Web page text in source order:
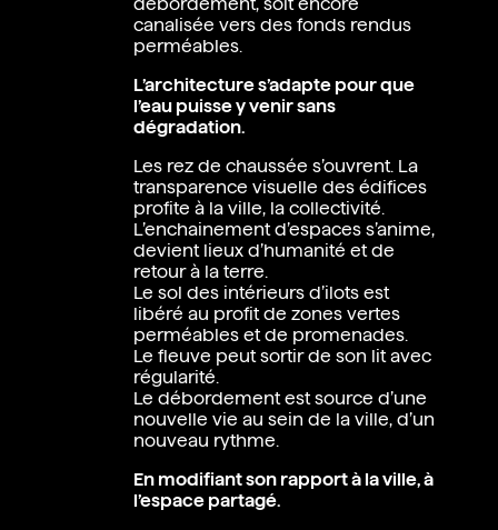
débordement, soit encore
canalisée vers des fonds rendus
perméables.
L’architecture s’adapte pour que
l’eau puisse y venir sans
dégradation.
Les rez de chaussée s’ouvrent. La
transparence visuelle des édifices
profite à la ville, la collectivité.
L’enchainement d’espaces s’anime,
devient lieux d’humanité et de
retour à la terre.
Le sol des intérieurs d’ilots est
libéré au profit de zones vertes
perméables et de promenades.
Le fleuve peut sortir de son lit avec
régularité.
Le débordement est source d’une
nouvelle vie au sein de la ville, d’un
nouveau rythme.
En modifiant son rapport à la ville, à
l’espace partagé.